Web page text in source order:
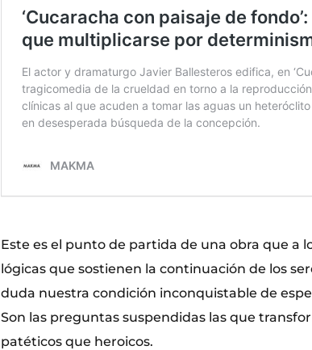
Este es el punto de partida de una obra que a
lógicas que sostienen la continuación de los
duda nuestra condición inconquistable de
Son las preguntas suspendidas las que
patéticos que heroicos.